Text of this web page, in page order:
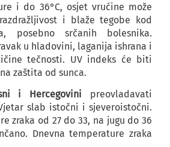
i do 36°C, osjet vrućine može
i blaže tegobe kod
posebno srčanih bolesnika.
u hladovini, laganija ishrana i
tečnosti. UV indeks će biti
zaštita od sunca.
i Hercegovini preovladavati
slab istočni i sjeveroistočni.
zraka od 27 do 33, na jugu do 36
Dnevna temperature zraka